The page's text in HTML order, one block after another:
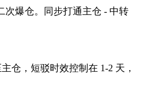
爆仓。同步打通主仓 - 中转
，短驳时效控制在 1-2 天，